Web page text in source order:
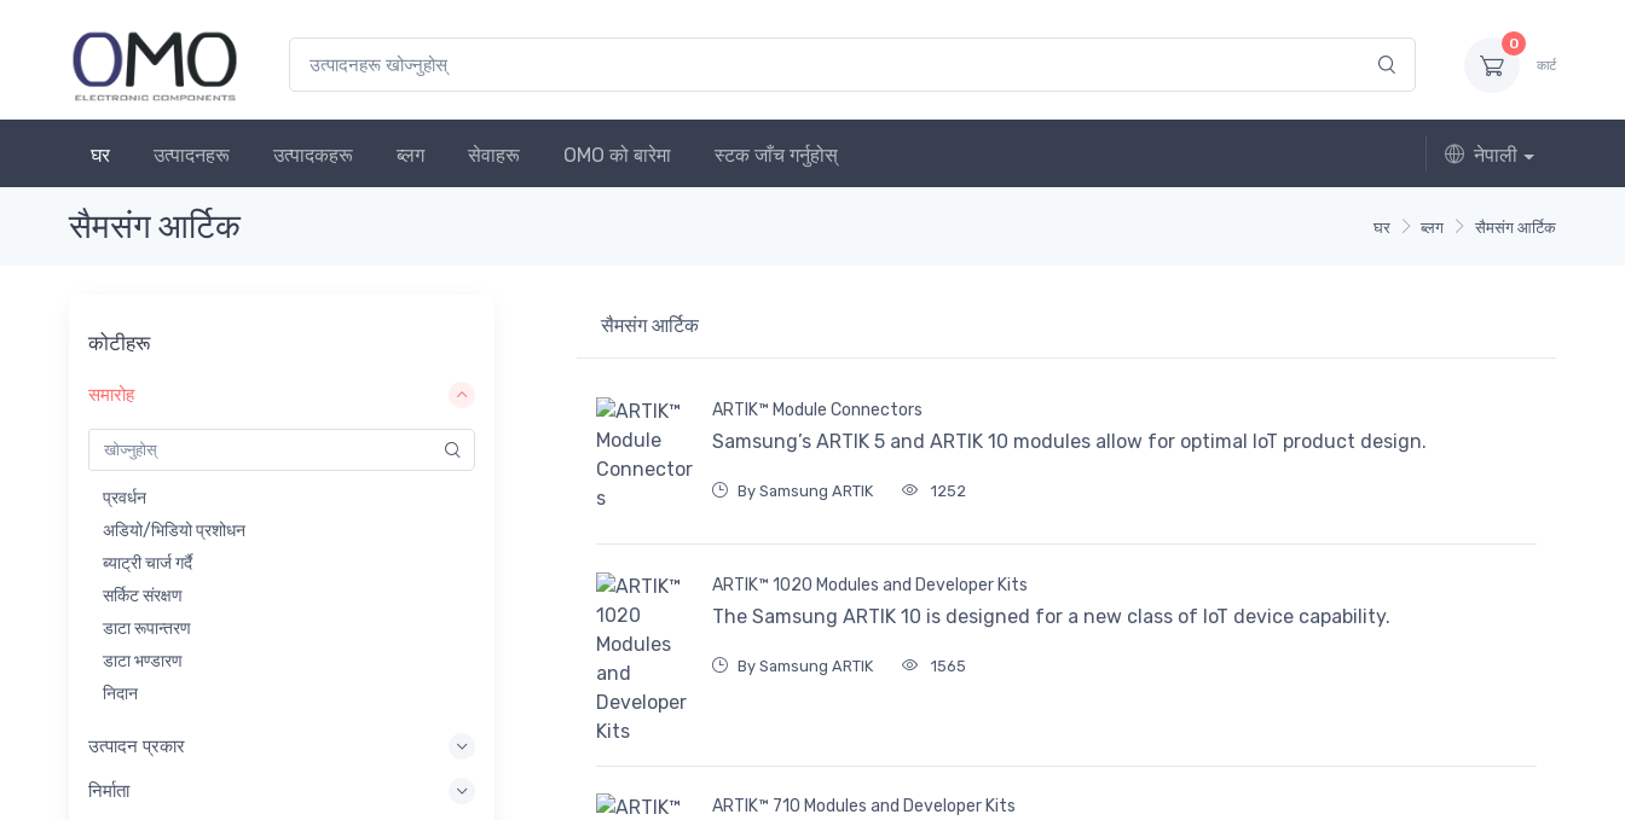
0
कार्ट
घर उत्पादनहरू उत्पादकहरू ब्लग सेवाहरू OMO को बारेमा स्टक जाँच गर्नुहोस् नेपाली
घर ब्लग सैमसंग आर्टिक
सैमसंग आर्टिक
कोटीहरू
समारोह
प्रवर्धन
अडियो/भिडियो प्रशोधन
ब्याट्री चार्ज गर्दै
सर्किट संरक्षण
डाटा रूपान्तरण
डाटा भण्डारण
निदान
इम्बेडेड प्रशोधन
ऊर्जा सङ्कलन
उत्पादन प्रकार
निर्माता
सैमसंग आर्टिक
ARTIK™ Module Connectors
Samsung’s ARTIK 5 and ARTIK 10 modules allow for optimal IoT product design.
By Samsung ARTIK 1252
ARTIK™ 1020 Modules and Developer Kits
The Samsung ARTIK 10 is designed for a new class of IoT device capability.
By Samsung ARTIK 1565
ARTIK™ 710 Modules and Developer Kits